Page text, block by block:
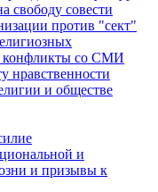
свободу совести
против "сект"
конфликты со СМИ
нравственности
и обществе
и
и призывы к